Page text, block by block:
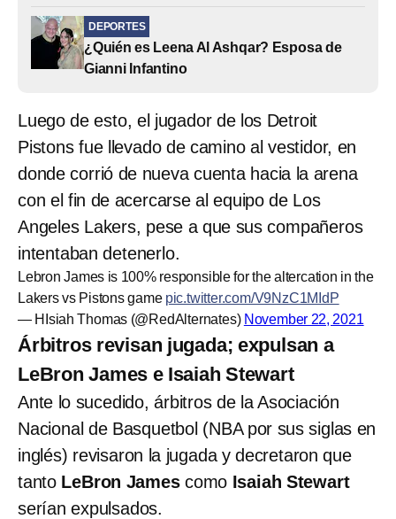
DEPORTES
¿Quién es Leena Al Ashqar? Esposa de
Gianni Infantino
Luego de esto, el jugador de los Detroit
Pistons fue llevado de camino al vestidor, en
donde corrió de nueva cuenta hacia la arena
con el fin de acercarse al equipo de Los
Angeles Lakers, pese a que sus compañeros
intentaban detenerlo.
Lebron James is 100% responsible for the altercation in the
Lakers vs Pistons game pic.twitter.com/V9NzC1MIdP
— HIsiah Thomas (@RedAlternates) November 22, 2021
Árbitros revisan jugada; expulsan a
LeBron James e Isaiah Stewart
Ante lo sucedido, árbitros de la Asociación
Nacional de Basquetbol (NBA por sus siglas en
inglés) revisaron la jugada y decretaron que
tanto LeBron Jamescomo Isaiah Stewart
serían expulsados.